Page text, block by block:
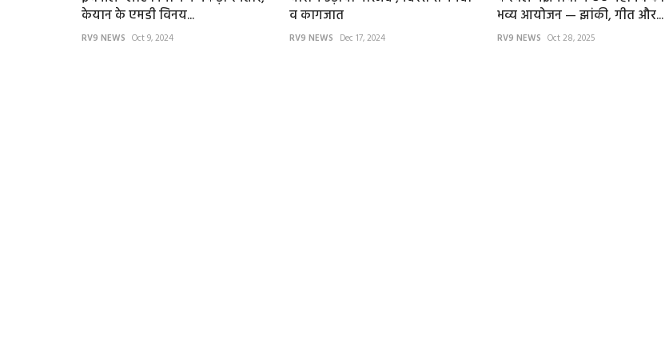
केयान के एमडी विनय...
RV9 NEWS Oct 9, 2024
व कागजात
RV9 NEWS Dec 17, 2024
भव्य आयोजन — झांकी, गीत और...
RV9 NEWS Oct 28, 2025